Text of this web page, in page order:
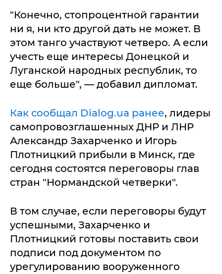
"Конечно, стопроцентной гарантии
ни я, ни кто другой дать не может. В
этом танго участвуют четверо. А если
учесть еще интересы Донецкой и
Луганской народных республик, то
еще больше", — добавил дипломат.
Как сообщал Dialog.ua ранее, лидеры
самопровозглашенных ДНР и ЛНР
Александр Захарченко и Игорь
Плотницкий прибыли в Минск, где
сегодня состоятся переговоры глав
стран "Нормандской четверки".
В том случае, если переговоры будут
успешными, Захарченко и
Плотницкий готовы поставить свои
подписи под документом по
урегулированию вооруженного